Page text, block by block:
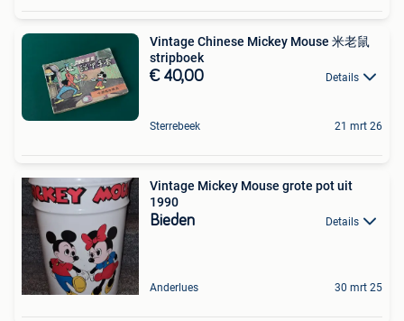
Vintage Chinese Mickey Mouse 米老鼠
stripboek
€ 40,00 Details
Sterrebeek 21 mrt 26
Vintage Mickey Mouse grote pot uit
1990
Bieden Details
Anderlues 30 mrt 25